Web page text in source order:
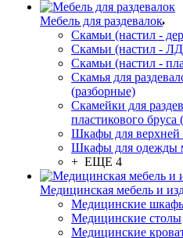
Мебель для раздевалок
Скамьи (настил -
Скамьи (настил -
Скамьи (настил -
Скамья для
(разборные)
Скамейки для
пластикового бруса
Шкафы для
Шкафы для одежды
+ ЕЩЕ 4
Медицинская мебель и
Медицинские
Медицинские столы
Медицинские